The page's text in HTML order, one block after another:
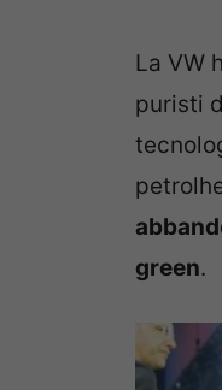
La VW
puristi
green.